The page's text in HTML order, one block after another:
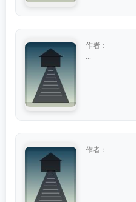
作者：
作者：